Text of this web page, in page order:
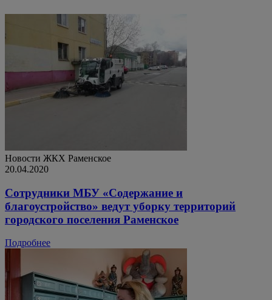
Новости ЖКХ Раменское
20.04.2020
Сотрудники МБУ «Содержание и
благоустройство» ведут уборку территорий
городского поселения Раменское
Подробнее